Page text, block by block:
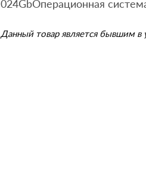
024GbОперационная
Данный товар является бывшим в